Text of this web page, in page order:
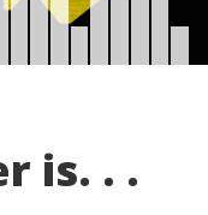
is. . .